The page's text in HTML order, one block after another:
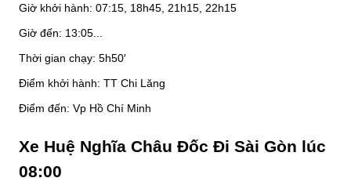
Giờ khởi hành: 07:15, 18h45, 21h15, 22h15
Giờ đến: 13:05...
Thời gian chạy: 5h50′
Điểm khởi hành: TT Chi Lăng
Điểm đến: Vp Hồ Chí Minh
Xe Huệ Nghĩa Châu Đốc Đi Sài Gòn lúc
08:00